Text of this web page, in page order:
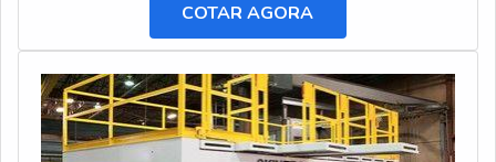
COTAR AGORA